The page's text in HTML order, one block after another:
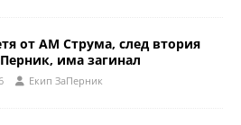
от АМ Струма, след втория
има загинал
Eкип ЗаПерник